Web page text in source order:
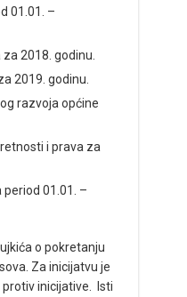
01.01. –
2018. godinu.
2019. godinu.
razvoja općine
i prava za
01.01. –
o pokretanju
Za inicijatvu je
protiv inicijative. Isti